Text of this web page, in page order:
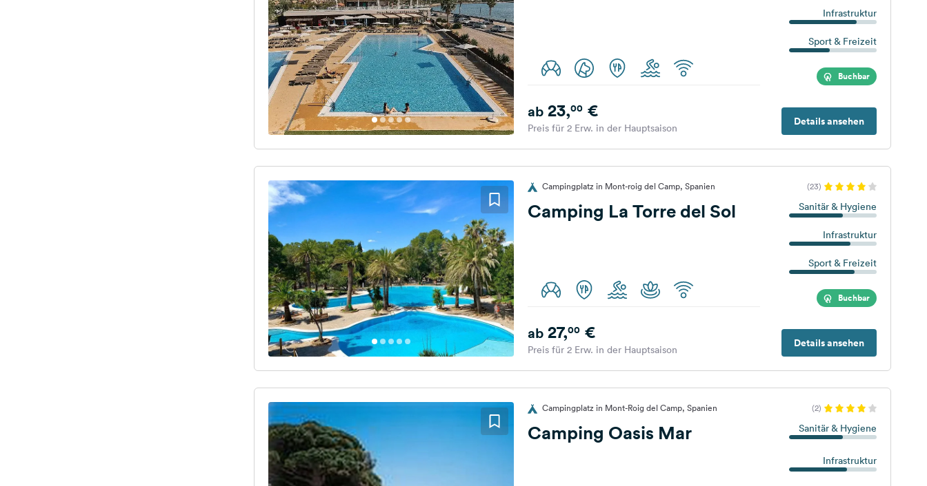
Infrastruktur
Sport & Freizeit
Buchbar
Details ansehen
ab23,00€
Preis für 2 Erw. in der Hauptsaison
Campingplatz in Mont-roig del Camp, Spanien (23)
Camping La Torre del Sol Sanitär & Hygiene
Infrastruktur
Sport & Freizeit
Buchbar
Details ansehen
ab27,00€
Preis für 2 Erw. in der Hauptsaison
Campingplatz in Mont-Roig del Camp, Spanien (2)
Camping Oasis Mar Sanitär & Hygiene
Infrastruktur